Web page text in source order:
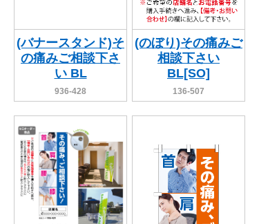
(バナースタンド)そ
の痛みご相談下さ
い BL
936-428
(のぼり)その痛みご
相談下さい
BL[SO]
136-507